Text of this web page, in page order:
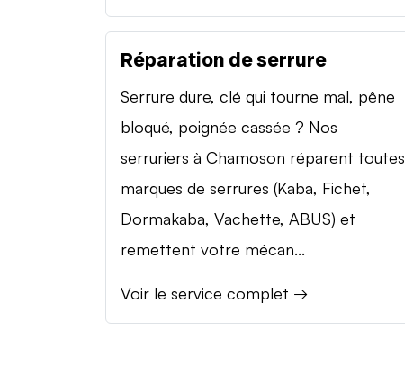
Réparation de serrure
Serrure dure, clé qui tourne mal, pêne
bloqué, poignée cassée ? Nos
serruriers à Chamoson réparent toutes
marques de serrures (Kaba, Fichet,
Dormakaba, Vachette, ABUS) et
remettent votre mécan...
Voir le service complet →